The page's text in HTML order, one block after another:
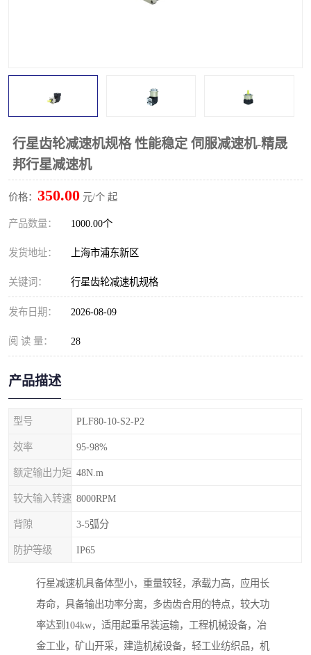
行星齿轮减速机规格 性能稳定 伺服减速机-精晟
邦行星减速机
价格： 350.00 元/个 起
产品数量： 1000.00个
发货地址： 上海市浦东新区
关键词： 行星齿轮减速机规格
发布日期： 2026-08-09
阅 读 量： 28
产品描述
型号 PLF80-10-S2-P2
效率 95-98%
额定输出力矩 48N.m
较大输入转速 8000RPM
背隙 3-5弧分
防护等级 IP65
行星减速机具备体型小，重量较轻，承载力高，应用长
寿命，具备输出功率分离，多齿齿合用的特点，较大功
率达到104kw，适用起重吊装运输，工程机械设备，冶
金工业，矿山开采，建造机械设备，轻工业纺织品，机